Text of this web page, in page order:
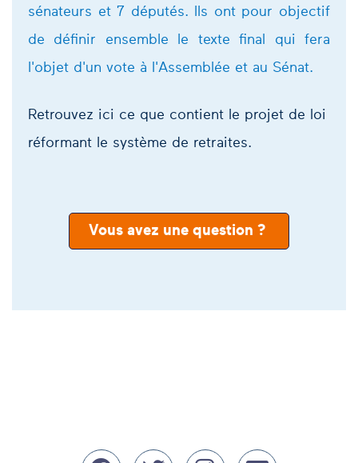
sénateurs et 7 députés. Ils ont pour objectif
de définir ensemble le texte final qui fera
l'objet d'un vote à l'Assemblée et au Sénat.
Retrouvez ici ce que contient le projet de loi
réformant le système de retraites.
Vous avez une question ?